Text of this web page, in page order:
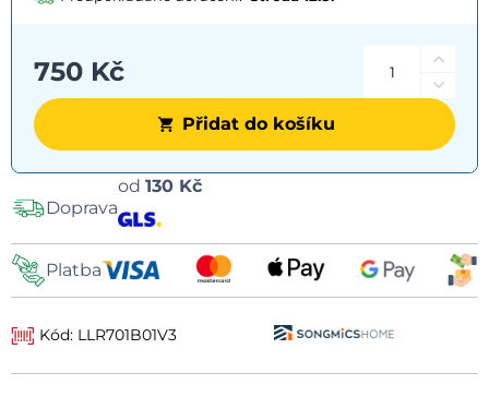
750 Kč
Přidat do košíku
Doprava
od 130 Kč
Platba
Kód: LLR701B01V3